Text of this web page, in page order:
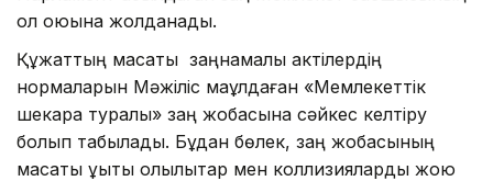
қол қоюына жолданады.
Құжаттың мақсаты заңнамалық актілердің
нормаларын Мәжіліс мақұлдаған «Мемлекеттік
шекара туралы» заң жобасына сәйкес келтіру
болып табылады. Бұдан бөлек, заң жобасының
мақсаты құқықтық олқылықтар мен коллизияларды жою